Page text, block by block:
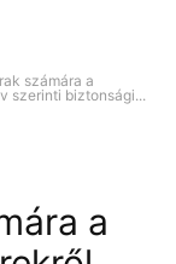
számára a
szerinti biztonsági...
a